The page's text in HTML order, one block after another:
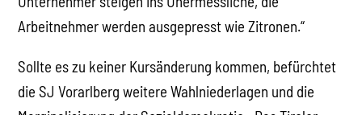
Arbeitnehmer werden ausgepresst wie Zitronen.“
Sollte es zu keiner Kursänderung kommen, befürchtet
die SJ Vorarlberg weitere Wahlniederlagen und die